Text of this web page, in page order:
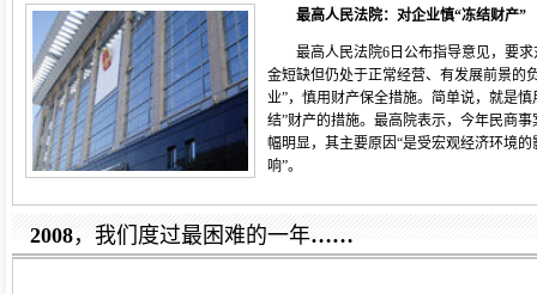
最高人民法院：对企业慎“冻结财产”
最高人民法院6日公布指导意见，要求
金短缺但仍处于正常经营、有发展前景的
业”，慎用财产保全措施。简单说，就是慎
结”财产的措施。最高院表示，今年民商事
幅明显，其主要原因“是受宏观经济环境的
响”。
2008，我们度过最困难的一年……